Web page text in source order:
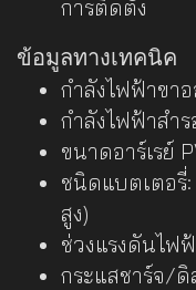
การติดตั้ง
ข้อมูลทางเทคนิค
กำลังไฟฟ้าขาอ
กำลังไฟฟ้าสำ
ขนาดอาร์เรย์
ชนิดแบตเตอรี่:
สูง)
ช่วงแรงดันไฟ
กระแสชาร์จ/ดิ